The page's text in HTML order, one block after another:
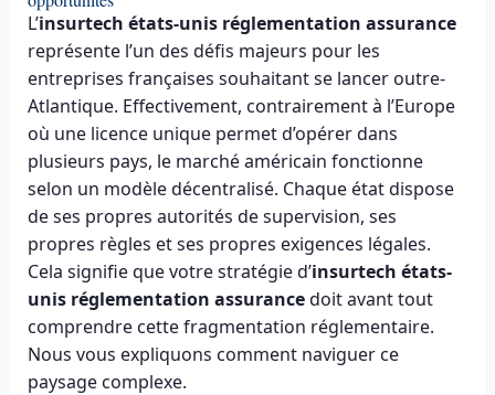
L’insurtech états-unis réglementation assurance
représente l’un des défis majeurs pour les
entreprises françaises souhaitant se lancer outre-
Atlantique. Effectivement, contrairement à l’Europe
où une licence unique permet d’opérer dans
plusieurs pays, le marché américain fonctionne
selon un modèle décentralisé. Chaque état dispose
de ses propres autorités de supervision, ses
propres règles et ses propres exigences légales.
Cela signifie que votre stratégie d’insurtech états-
unis réglementation assurancedoit avant tout
comprendre cette fragmentation réglementaire.
Nous vous expliquons comment naviguer ce
paysage complexe.